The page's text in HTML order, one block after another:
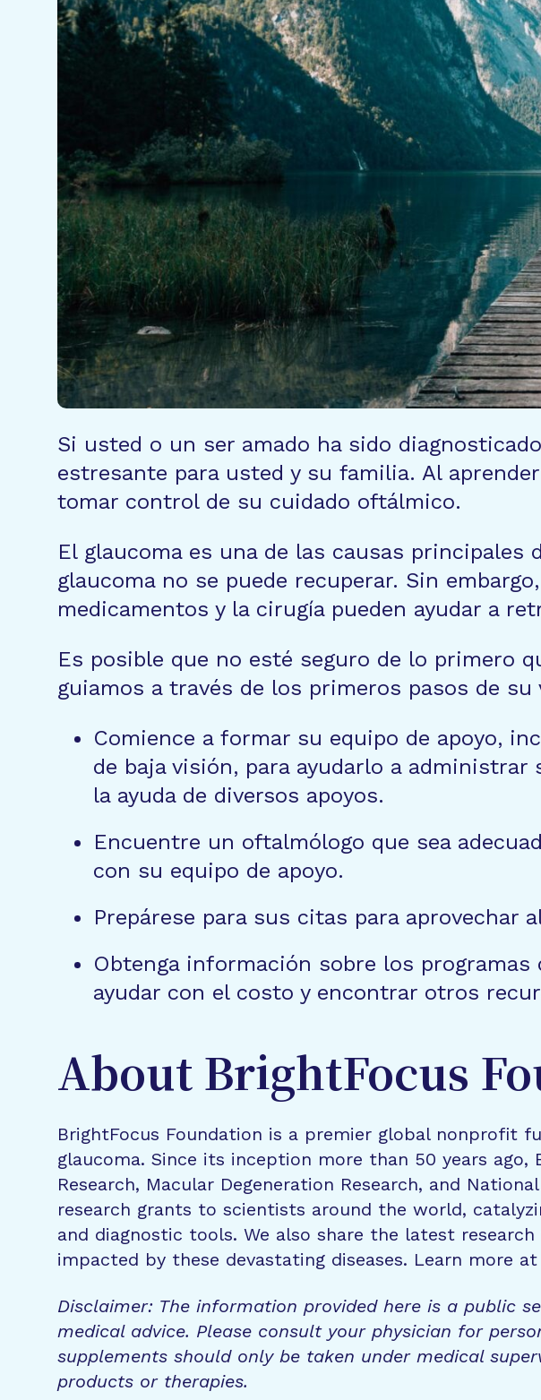
Si usted o un ser amado ha sido
estresante para usted y su familia. Al
tomar control de su cuidado oftálmico.
El glaucoma es una de las causas principales
glaucoma no se puede recuperar. Sin
medicamentos y la cirugía pueden ayudar a
Es posible que no esté seguro de lo primero
guiamos a través de los primeros pasos de su
Comience a formar su equipo de apoyo,
de baja visión, para ayudarlo a
la ayuda de diversos apoyos.
Encuentre un oftalmólogo que sea
con su equipo de apoyo.
Prepárese para sus citas para aprovechar
Obtenga información sobre los
ayudar con el costo y encontrar otros
About BrightFocus
BrightFocus Foundation is a premier global nonprofit
glaucoma. Since its inception more than 50 years ago,
Research, Macular Degeneration Research, and
research grants to scientists around the world,
and diagnostic tools. We also share the latest
impacted by these devastating diseases. Learn more at
Disclaimer: The information provided here is a public
medical advice. Please consult your physician for
supplements should only be taken under medical
products or therapies.